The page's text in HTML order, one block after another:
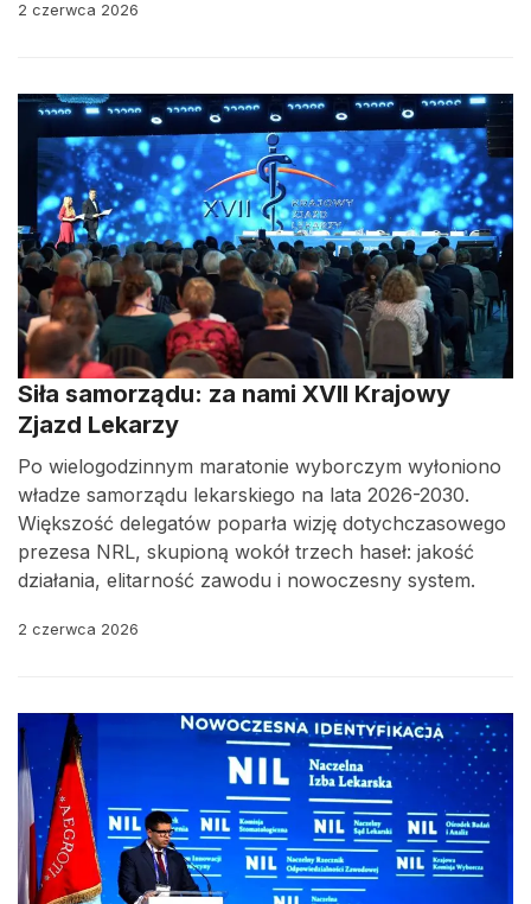
2 czerwca 2026
Siła samorządu: za nami XVII Krajowy
Zjazd Lekarzy
Po wielogodzinnym maratonie wyborczym wyłoniono
władze samorządu lekarskiego na lata 2026-2030.
Większość delegatów poparła wizję dotychczasowego
prezesa NRL, skupioną wokół trzech haseł: jakość
działania, elitarność zawodu i nowoczesny system.
2 czerwca 2026